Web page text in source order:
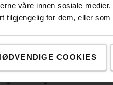
våre innen sosiale
tilgjengelig for dem, eller
COOKIES
lateks.
presisjonsarbeid i våte og
i lateks og lateksskum.